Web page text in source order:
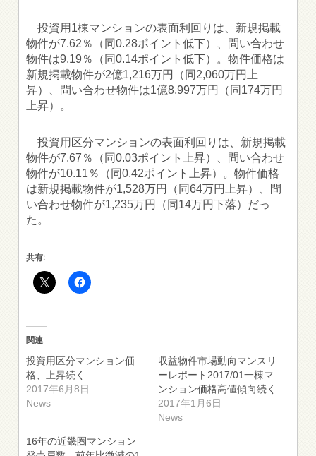
投資用1棟マンションの表面利回りは、新規掲載
物件が7.62％（同0.28ポイント低下）、問い合わせ
物件は9.19％（同0.14ポイント低下）。物件価格は
新規掲載物件が2億1,216万円（同2,060万円上
昇）、問い合わせ物件は1億8,997万円（同174万円
上昇）。
投資用区分マンションの表面利回りは、新規掲載
物件が7.67％（同0.03ポイント上昇）、問い合わせ
物件が10.11％（同0.42ポイント上昇）。物件価格
は新規掲載物件が1,528万円（同64万円上昇）、問
い合わせ物件が1,235万円（同14万円下落）だっ
た。
共有:
関連
投資用区分マンション価
格、上昇続く
2017年6月8日
News
収益物件市場動向マンスリ
ーレポート2017/01一棟マ
ンション価格高値傾向続く
2017年1月6日
News
16年の近畿圏マンション